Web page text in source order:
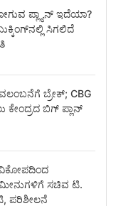
ಪ್ಲ್ಯಾನ್ ಇದೆಯಾ?
ಸಿಗಲಿದೆ
ಬ್ರೇಕ್; CBG
ಕೇಂದ್ರದ ಬಿಗ್ ಪ್ಲಾನ್
ವಿಕೋಪದಿಂದ
ಸಚಿವ ಟಿ.
ಪರಿಶೀಲನೆ